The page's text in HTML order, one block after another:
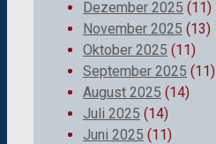
Dezember 2025 (11)
November 2025 (13)
Oktober 2025 (11)
September 2025 (11)
August 2025 (14)
Juli 2025 (14)
Juni 2025 (11)